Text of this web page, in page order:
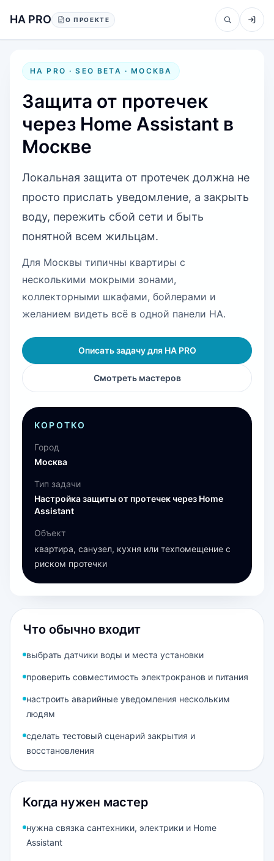
HA PRO О ПРОЕКТЕ
HA PRO · SEO BETA ·МОСКВА
Защита от протечек
через Home Assistant в
Москве
Локальная защита от протечек должна не
просто прислать уведомление, а закрыть
воду, пережить сбой сети и быть
понятной всем жильцам.
Для Москвы типичны квартиры с
несколькими мокрыми зонами,
коллекторными шкафами, бойлерами и
желанием видеть всё в одной панели HA.
Описать задачу для HA PRO
Смотреть мастеров
КОРОТКО
Город
Москва
Тип задачи
Настройка защиты от протечек через Home
Assistant
Объект
квартира, санузел, кухня или техпомещение с
риском протечки
Что обычно входит
выбрать датчики воды и места установки
проверить совместимость электрокранов и питания
настроить аварийные уведомления нескольким
людям
сделать тестовый сценарий закрытия и
восстановления
Когда нужен мастер
нужна связка сантехники, электрики и Home
Assistant